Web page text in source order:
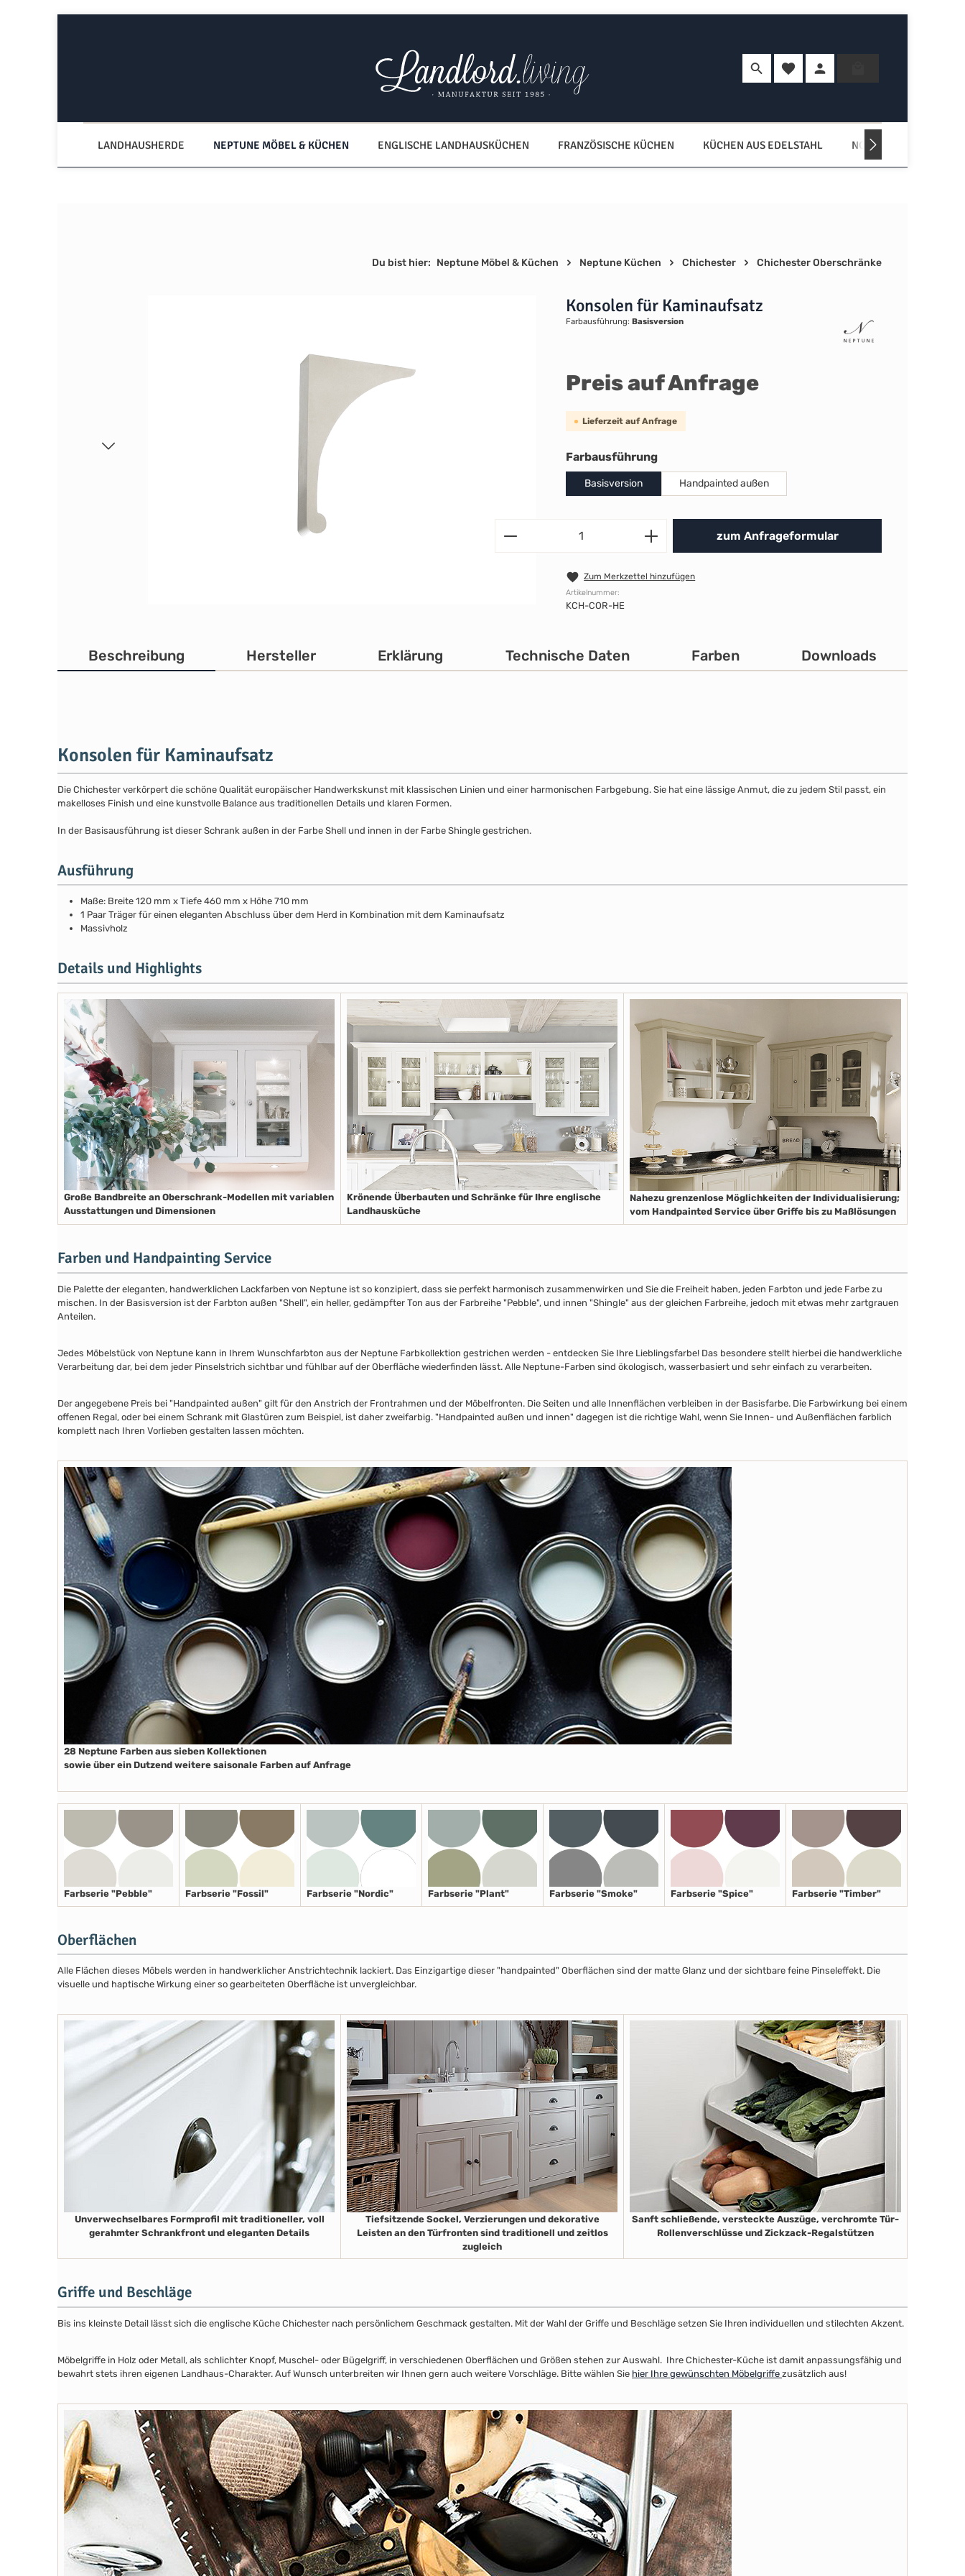
Du hast 0 Produkte auf dem Merkzettel
LANDHAUSHERDE NEPTUNE MÖBEL & KÜCHEN ENGLISCHE LANDHAUSKÜCHEN FRANZÖSISCHE KÜCHEN KÜCHEN AUS EDELSTAHL NORDISCHE KÜCHEN
Du bist hier: Neptune Möbel & Küchen Neptune Küchen Chichester Chichester Oberschränke
Konsolen für Kaminaufsatz
Farbausführung: Basisversion
Preis auf Anfrage
Lieferzeit auf Anfrage
Farbausführungauswählen
Basisversion Handpainted außen
Produkt Anzahl: Gib den
zum Anfrageformular
Zum Merkzettel hinzufügen
Artikelnummer:
KCH-COR-HE
Beschreibung Hersteller Erklärung Technische Daten Farben Downloads
Konsolen für Kaminaufsatz
Die Chichester verkörpert die schöne Qualität europäischer Handwerkskunst mit klassischen Linien und einer harmonischen Farbgebung. Sie hat eine lässige Anmut, die zu jedem Stil passt, ein
makelloses Finish und eine kunstvolle Balance aus traditionellen Details und klaren Formen.
In der Basisausführung ist dieser Schrank außen in der Farbe Shell und innen in der Farbe Shingle gestrichen.
Ausführung
Maße: Breite 120 mm x Tiefe 460 mm x Höhe 710 mm
1 Paar Träger für einen eleganten Abschluss über dem Herd in Kombination mit dem Kaminaufsatz
Massivholz
Details und Highlights
Große Bandbreite an Oberschrank-Modellen mit variablen
Ausstattungen und Dimensionen
Krönende Überbauten und Schränke für Ihre englische
Landhausküche
Nahezu grenzenlose Möglichkeiten der Individualisierung;
vom Handpainted Service über Griffe bis zu Maßlösungen
Farben und Handpainting Service
Die Palette der eleganten, handwerklichen Lackfarben von Neptune ist so konzipiert, dass sie perfekt harmonisch zusammenwirken und Sie die Freiheit haben, jeden Farbton und jede Farbe zu
mischen. In der Basisversion ist der Farbton außen "Shell", ein heller, gedämpfter Ton aus der Farbreihe "Pebble", und innen "Shingle" aus der gleichen Farbreihe, jedoch mit etwas mehr zartgrauen
Anteilen.
Jedes Möbelstück von Neptune kann in Ihrem Wunschfarbton aus der Neptune Farbkollektion gestrichen werden - entdecken Sie Ihre Lieblingsfarbe! Das besondere stellt hierbei die handwerkliche
Verarbeitung dar, bei dem jeder Pinselstrich sichtbar und fühlbar auf der Oberfläche wiederfinden lässt. Alle Neptune-Farben sind ökologisch, wasserbasiert und sehr einfach zu verarbeiten.
Der angegebene Preis bei "Handpainted außen" gilt für den Anstrich der Frontrahmen und der Möbelfronten. Die Seiten und alle Innenflächen verbleiben in der Basisfarbe. Die Farbwirkung bei einem
offenen Regal, oder bei einem Schrank mit Glastüren zum Beispiel, ist daher zweifarbig. "Handpainted außen und innen" dagegen ist die richtige Wahl, wenn Sie Innen- und Außenflächen farblich
komplett nach Ihren Vorlieben gestalten lassen möchten.
28 Neptune Farben aus sieben Kollektionen
sowie über ein Dutzend weitere saisonale Farben auf Anfrage
Farbserie "Pebble" Farbserie "Fossil" Farbserie "Nordic" Farbserie "Plant" Farbserie "Smoke" Farbserie "Spice" Farbserie "Timber"
Oberflächen
Alle Flächen dieses Möbels werden in handwerklicher Anstrichtechnik lackiert. Das Einzigartige dieser "handpainted" Oberflächen sind der matte Glanz und der sichtbare feine Pinseleffekt. Die
visuelle und haptische Wirkung einer so gearbeiteten Oberfläche ist unvergleichbar.
Unverwechselbares Formprofil mit traditioneller, voll
gerahmter Schrankfront und eleganten Details
Tiefsitzende Sockel, Verzierungen und dekorative
Leisten an den Türfronten sind traditionell und zeitlos
zugleich
Sanft schließende, versteckte Auszüge, verchromte Tür-
Rollenverschlüsse und Zickzack-Regalstützen
Griffe und Beschläge
Bis ins kleinste Detail lässt sich die englische Küche Chichester nach persönlichem Geschmack gestalten. Mit der Wahl der Griffe und Beschläge setzen Sie Ihren individuellen und stilechten Akzent.
Möbelgriffe in Holz oder Metall, als schlichter Knopf, Muschel- oder Bügelgriff, in verschiedenen Oberflächen und Größen stehen zur Auswahl. Ihre Chichester-Küche ist damit anpassungsfähig und
bewahrt stets ihren eigenen Landhaus-Charakter. Auf Wunsch unterbreiten wir Ihnen gern auch weitere Vorschläge. Bitte wählen Sie hier Ihre gewünschten Möbelgriffe zusätzlich aus!